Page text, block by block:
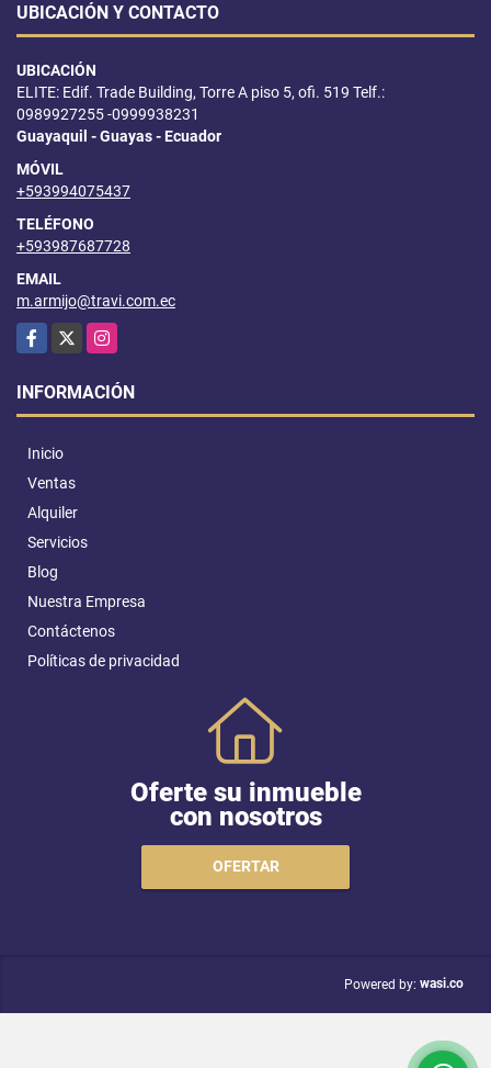
UBICACIÓN Y CONTACTO
UBICACIÓN
ELITE: Edif. Trade Building, Torre A piso 5, ofi. 519 Telf.:
0989927255 -0999938231
Guayaquil - Guayas - Ecuador
MÓVIL
+593994075437
TELÉFONO
+593987687728
EMAIL
m.armijo@travi.com.ec
Facebook
X Instagram
INFORMACIÓN
Inicio
Ventas
Alquiler
Servicios
Blog
Nuestra Empresa
Contáctenos
Políticas de privacidad
Oferte su inmueble
con nosotros
OFERTAR
Powered by: wasi.co